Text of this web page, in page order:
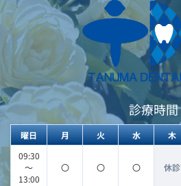
診療時間
曜日 月 火 水 木
09:30
〜
13:00
〇 〇 〇 休診